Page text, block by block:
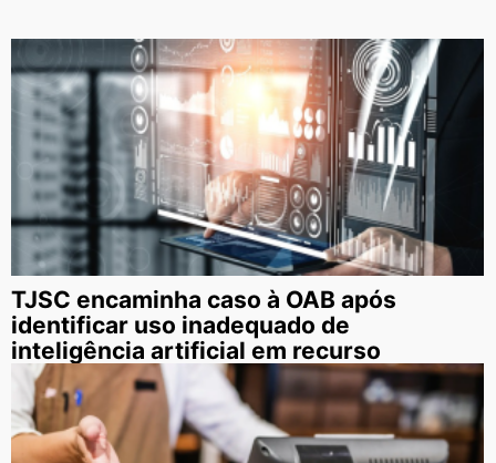
TJSC encaminha caso à OAB após
identificar uso inadequado de
inteligência artificial em recurso